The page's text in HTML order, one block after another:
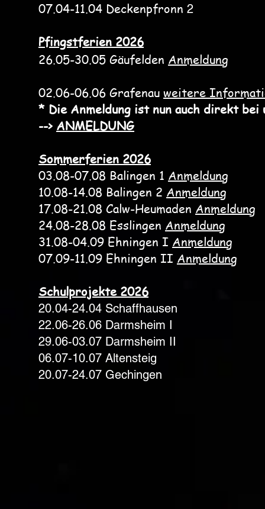
07.04-11.04 Deckenpfronn 2
Pfingstferien 2026
26.05-30.05 Gäufelden Anmeldung
02.06-06.06 Grafenau weitere
* Die Anmeldung ist nun auch direkt bei
--> ANMELDUNG
Sommerferien 2026
03.08-07.08 Balingen 1 Anmeldung
10.08-14.08 Balingen 2 Anmeldung
17.08-21.08 Calw-Heumaden Anmeldung
24.08-28.08 Esslingen Anmeldung
31.08-04.09 Ehningen I Anmeldung
07.09-11.09 Ehningen II Anmeldung
Schulprojekte 2026
​20.04-24.04 Schaffhausen
22.06-26.06 Darmsheim I
29.06-03.07 Darmsheim II
06.07-10.07 Altensteig
20.07-24.07 Gechingen